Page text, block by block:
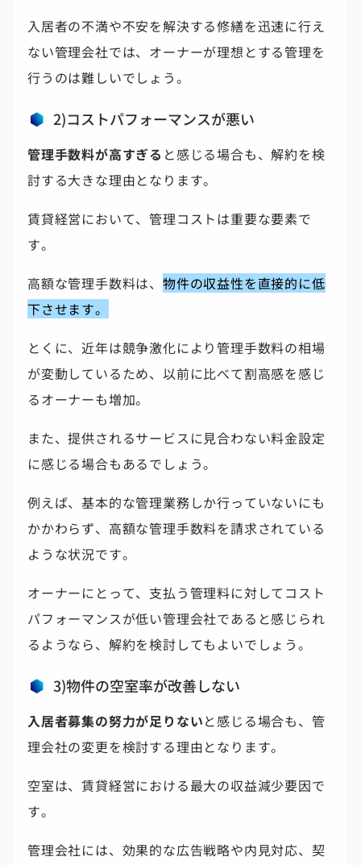
入居者の不満や不安を解決する修繕を迅速に行え
ない管理会社では、オーナーが理想とする管理を
行うのは難しいでしょう。
2)コストパフォーマンスが悪い
管理手数料が高すぎる と感じる場合も、解約を検
討する大きな理由となります。
賃貸経営において、管理コストは重要な要素で
す。
高額な管理手数料は、 物件の収益性を直接的に低
下させます。
とくに、近年は競争激化により管理手数料の相場
が変動しているため、以前に比べて割高感を感じ
るオーナーも増加。
また、提供されるサービスに見合わない料金設定
に感じる場合もあるでしょう。
例えば、基本的な管理業務しか行っていないにも
かかわらず、高額な管理手数料を請求されている
ような状況です。
オーナーにとって、支払う管理料に対してコスト
パフォーマンスが低い管理会社であると感じられ
るようなら、解約を検討してもよいでしょう。
3)物件の空室率が改善しない
入居者募集の努力が足りないと感じる場合も、管
理会社の変更を検討する理由となります。
空室は、賃貸経営における最大の収益減少要因で
す。
管理会社には、効果的な広告戦略や内見対応、契